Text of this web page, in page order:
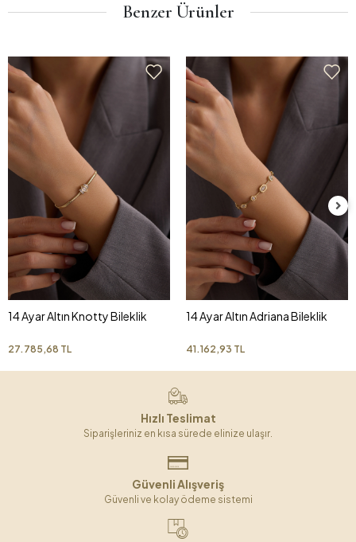
Benzer Ürünler
14 Ayar Altın Knotty Bileklik
27.785,68 TL
14 Ayar Altın Adriana Bileklik
41.162,93 TL
Hızlı Teslimat
Siparişleriniz en kısa sürede elinize ulaşır.
Güvenli Alışveriş
Güvenli ve kolay ödeme sistemi